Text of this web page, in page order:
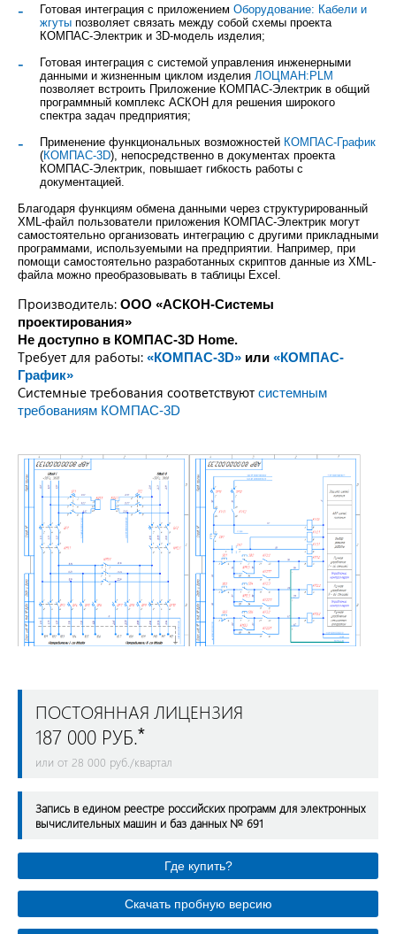
Готовая интеграция с приложением Оборудование: Кабели и
жгуты позволяет связать между собой схемы проекта
КОМПАС-Электрик и 3D-модель изделия;
Готовая интеграция с системой управления инженерными
данными и жизненным циклом изделия ЛОЦМАН:PLM
позволяет встроить Приложение КОМПАС-Электрик в общий
программный комплекс АСКОН для решения широкого
спектра задач предприятия;
Применение функциональных возможностей КОМПАС-График
(КОМПАС-3D), непосредственно в документах проекта
КОМПАС-Электрик, повышает гибкость работы с
документацией.
Благодаря функциям обмена данными через структурированный
XML-файл пользователи приложения КОМПАС-Электрик могут
самостоятельно организовать интеграцию с другими прикладными
программами, используемыми на предприятии. Например, при
помощи самостоятельно разработанных скриптов данные из XML-
файла можно преобразовывать в таблицы Excel.
Производитель: ООО «АСКОН-Системы
проектирования»
Не доступно в КОМПАС-3D Home.
Требует для работы: «КОМПАС-3D» или «КОМПАС-
График»
Системные требования соответствуют системным
требованиям КОМПАС-3D
ПОСТОЯННАЯ ЛИЦЕНЗИЯ
187 000 РУБ.*
или от 28 000 руб./квартал
Запись в едином реестре российских программ для электронных
вычислительных машин и баз данных № 691
Где купить?
Скачать пробную версию